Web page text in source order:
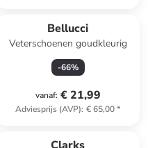
Bellucci
Veterschoenen goudkleurig
-66%
vanaf: € 21,99
Adviesprijs (AVP): € 65,00*